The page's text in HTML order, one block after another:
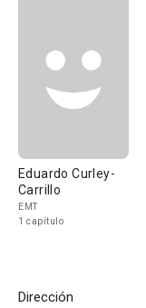
Eduardo Curley-
Carrillo
EMT
1 capítulo
Dirección